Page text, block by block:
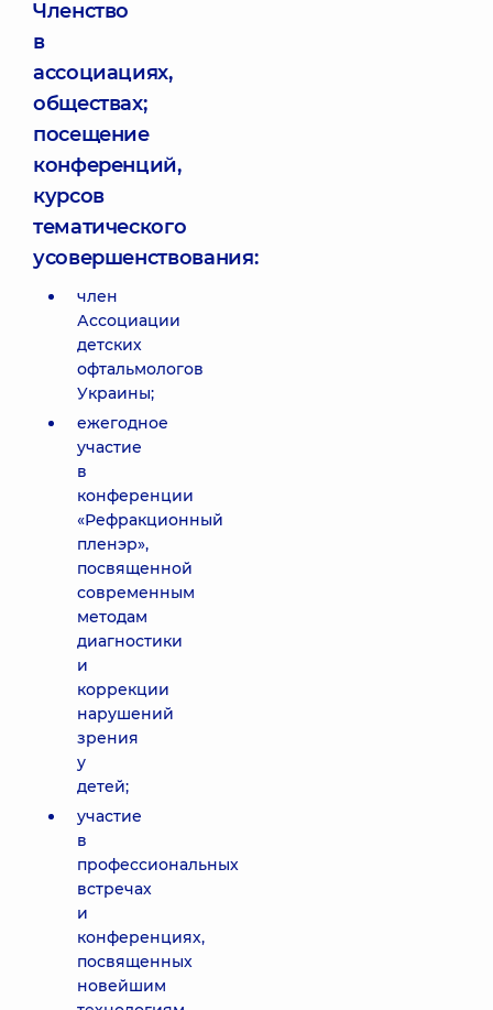
Членство
в
ассоциациях,
обществах;
посещение
конференций,
курсов
тематического
усовершенствования:
член
Ассоциации
детских
офтальмологов
Украины;
ежегодное
участие
в
конференции
«Рефракционный
пленэр»,
посвященной
современным
методам
диагностики
и
коррекции
нарушений
зрения
у
детей;
участие
в
профессиональных
встречах
и
конференциях,
посвященных
новейшим